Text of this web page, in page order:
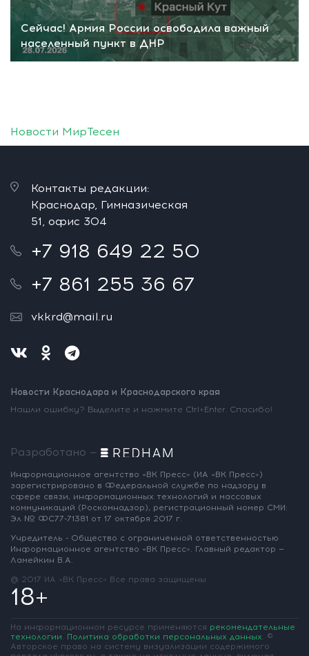
Сейчас! Армия России освободила важный
населенный пункт в ДНР
Новости МирТесен
Контакты редакции:
Краснодар, Гимназическая
51, офис 304
+7 918 649 22 50
+7 861 255 36 67
vkkrd@mail.ru
Новости Краснодара и Краснодарского края
Нашли ошибку? Выделите и нажмите Ctrl+Enter. Спасибо!
Разработано —
Информационное агентство «ВК Пресс» (ИА «ВК Пресс»)
зарегистрировано в Федеральной службе по надзору в
сфере связи, информационных технологий и массовых
коммуникаций (Роскомнадзор), регистрационный номер СМИ:
Эл № ФС77-71381 от 17 октября 2017 г.
Учредитель - Общество с ограниченной ответственностью
Информационное агентство «ВК Пресс». Главный редактор —
Ламейкин В.А.
@ 2017 ИА «ВК Пресс» Все права защищены
18+
На информационном ресурсе применяются рекомендательные
технологии. Политика обработки персональных данных. ©
Авторское право на систему визуализации содержимого